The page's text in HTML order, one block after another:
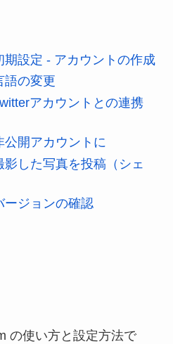
期設定 - アカウントの作成
語の変更
アカウントとの連携
公開アカウントに
した写真を投稿（シェ
ージョンの確認
の使い方と設定方法で